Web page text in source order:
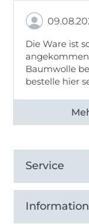
Die Ware ist
Baumwolle
bestelle hier
Alle 83031
Service